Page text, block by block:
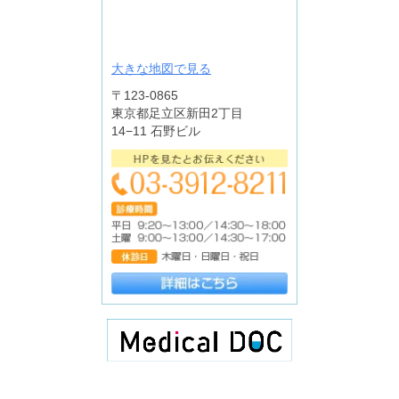
大きな地図で見る
〒123-0865
東京都足立区新田2丁目
14−11 石野ビル